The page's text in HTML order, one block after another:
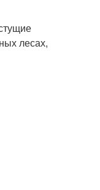
лесах,